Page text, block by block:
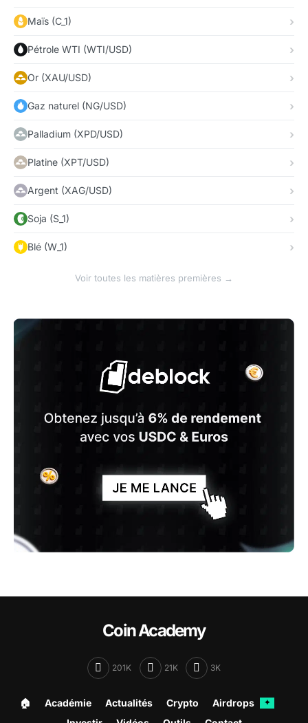
Maïs (C_1)
Pétrole WTI (WTI/USD)
Or (XAU/USD)
Gaz naturel (NG/USD)
Palladium (XPD/USD)
Platine (XPT/USD)
Argent (XAG/USD)
Soja (S_1)
Blé (W_1)
Voir toutes les matières premières →
Coin Academy
201K 21K 3K
🏠︎ Académie Actualités Crypto Airdrops ✦